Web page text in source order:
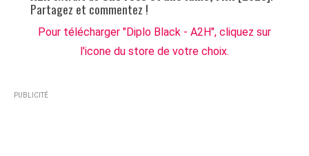
Partagez et commentez !
Pour télécharger "Diplo Black - A2H", cliquez sur
l'icone du store de votre choix.
PUBLICITÉ